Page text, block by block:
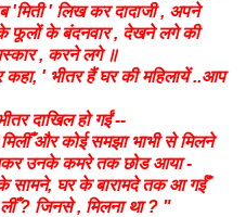
'मिती ' लिख कर दादाजी , अपने
के फूलों के बंदनवार , देखने लगे की
, करने लगे ॥
' भीतर हैं घर की महिलायें ..आप
दाखिल हो गईं --
और कोई समझा भाभी से मिलने
उनके कमरेतक छोडआया -
के सामने, घर के बारामदे तक आ गईँ
? जिनसे , मिलना था ? "